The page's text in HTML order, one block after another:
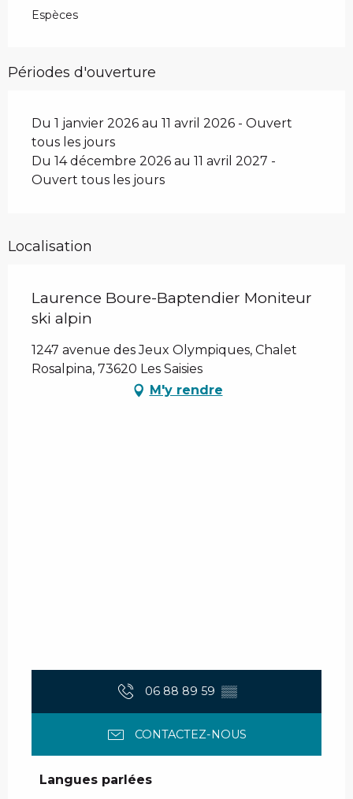
Espèces
Périodes d'ouverture
Du 1 janvier 2026 au 11 avril 2026 - Ouvert
tous les jours
Du 14 décembre 2026 au 11 avril 2027 -
Ouvert tous les jours
Localisation
Laurence Boure-Baptendier Moniteur
ski alpin
1247 avenue des Jeux Olympiques, Chalet
Rosalpina, 73620 Les Saisies
M'y rendre
06 88 89 59 ▒▒
CONTACTEZ-NOUS
Langues parlées
Langues parlées